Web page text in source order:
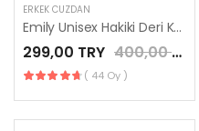
ERKEK CÜZDAN
Emily Unisex Hakiki Deri Kartlık Bordo Renk
299,00 TRY 400,00 TRY
( 44 Oy )